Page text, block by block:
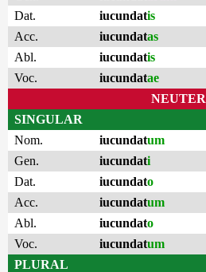
Dat.
iucundatis
Acc.
iucundatas
Abl.
iucundatis
Voc.
iucundatae
NEUTER
SINGULAR
Nom.
iucundatum
Gen.
iucundati
Dat.
iucundato
Acc.
iucundatum
Abl.
iucundato
Voc.
iucundatum
PLURAL